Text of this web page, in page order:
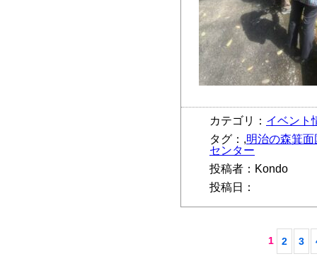
カテゴリ： イベント
タグ：,明治の森箕
センター
投稿者：Kondo
投稿日：
1 2 3